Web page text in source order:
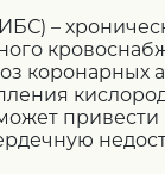
–
коронарных